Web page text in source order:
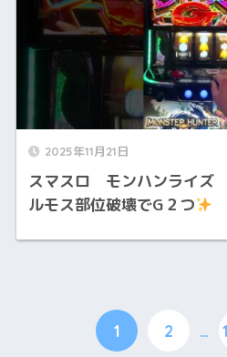
2025年11月21日
スマスロ モンハンライズ
ルモス部位破壊でG２つ
1 2 …